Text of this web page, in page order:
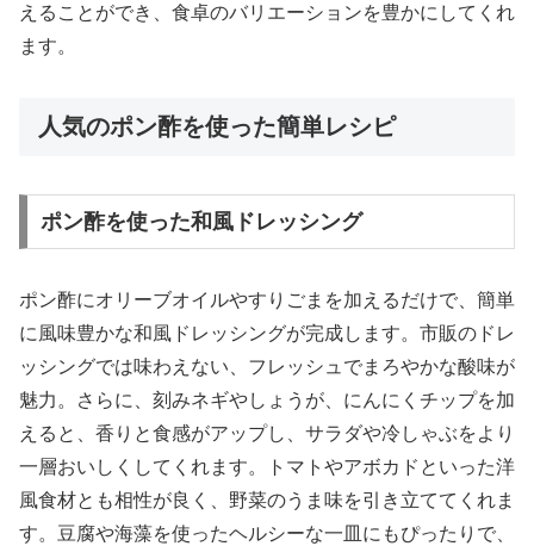
えることができ、食卓のバリエーションを豊かにしてくれ
ます。
人気のポン酢を使った簡単レシピ
ポン酢を使った和風ドレッシング
ポン酢にオリーブオイルやすりごまを加えるだけで、簡単
に風味豊かな和風ドレッシングが完成します。市販のドレ
ッシングでは味わえない、フレッシュでまろやかな酸味が
魅力。さらに、刻みネギやしょうが、にんにくチップを加
えると、香りと食感がアップし、サラダや冷しゃぶをより
一層おいしくしてくれます。トマトやアボカドといった洋
風食材とも相性が良く、野菜のうま味を引き立ててくれま
す。豆腐や海藻を使ったヘルシーな一皿にもぴったりで、